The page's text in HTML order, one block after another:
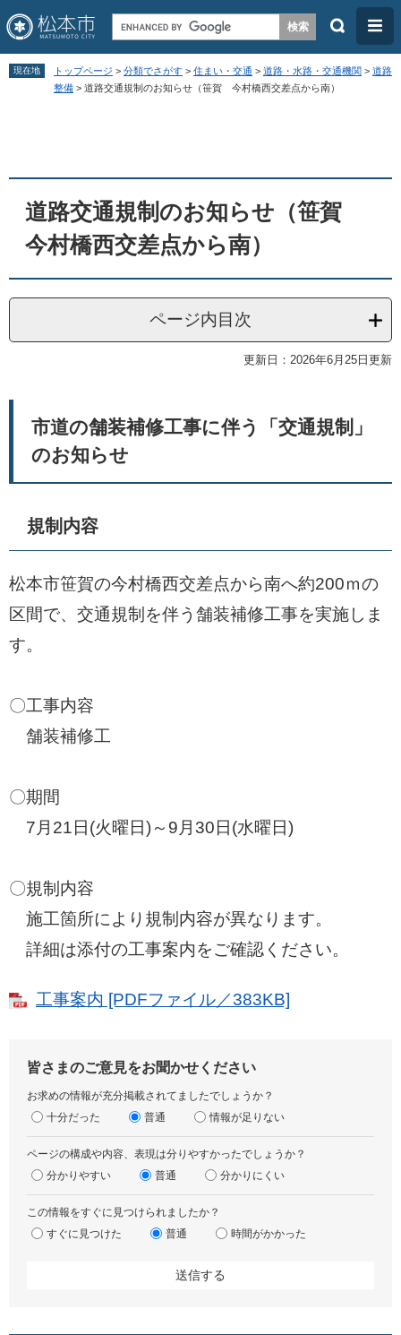
ペ
メ
へ
検
メ
ニ
ュ
現在地 トップページ > 分類でさがす > 住まい・交通 > 道路・水路・交通機関 > 道路
整備 > 道路交通規制のお知らせ（笹賀 今村橋西交差点から南）
道路交通規制のお知らせ（笹賀
今村橋西交差点から南）
ページ内目次
更新日：2026年6月25日更新
市道の舗装補修工事に伴う「交通規制」
のお知らせ
規制内容
松本市笹賀の今村橋西交差点から南へ約200ｍの
区間で、交通規制を伴う舗装補修工事を実施しま
す。
〇工事内容
舗装補修工
〇期間
7月21日(火曜日)～9月30日(水曜日)
〇規制内容
施工箇所により規制内容が異なります。
詳細は添付の工事案内をご確認ください。
工事案内 [PDFファイル／383KB]
皆さまのご意見をお聞かせください
お求めの情報が充分掲載されてましたでしょうか？
十分だった
普通 情報が足りない
ページの構成や内容、表現は分りやすかったでしょうか？
分かりやすい
普通 分かりにくい
この情報をすぐに見つけられましたか？
すぐに見つけた
普通 時間がかかった